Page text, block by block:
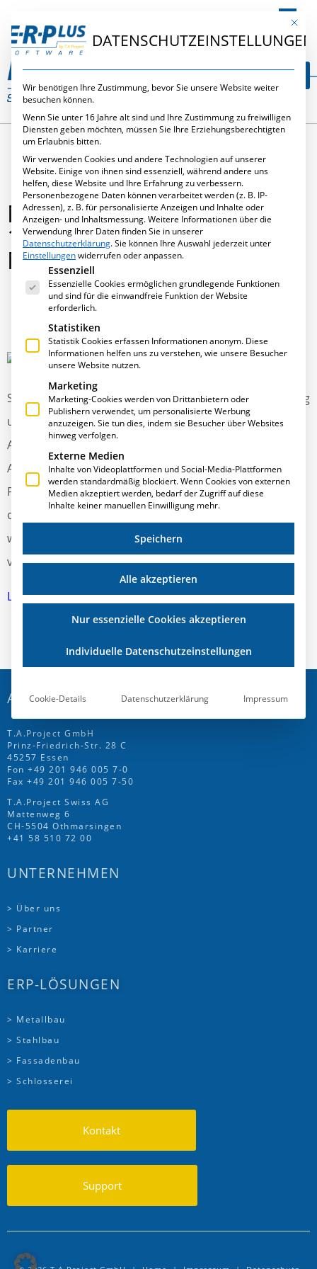
DE
M&T-METALLHANDWERK
10/2014: LOGISTIK IM
METALLBAU
Logistik im Metallbau
Software: Die Anforderungen an Ihre Projektbearbeitung
und Auftragsfertigung wachsen ständig. Die
Arbeitsabläufe sind wegen des Unikatcharakters der
Aufträge extrem flexibel und müssen skalierbar sein.
Fest definierte Anforderungen, zum Beispiel die Regeln
der Technik, müssen in die Prozesse zu integriert
werden. Lesen Sie, wie Sie diesen Ansprüchen mithilfe
von Software gerecht werden.
Lesen Sie hier den vollständigen Artikel
ADRESSE
T.A.Project GmbH
Prinz-Friedrich-Str. 28 C
45257 Essen
Fon +49 201 946 005 7-0
Fax +49 201 946 005 7-50
T.A.Project Swiss AG
Mattenweg 6
CH-5504 Othmarsingen
+41 58 510 72 00
UNTERNEHMEN
> Über uns
> Partner
> Karriere
ERP-LÖSUNGEN
> Metallbau
> Stahlbau
> Fassadenbau
> Schlosserei
Kontakt
Support
Mit
DATENSCHUTZEINSTELLUNGEN
Wir benötigen Ihre Zustimmung, bevor Sie unsere Website weiter
besuchen können.
Wenn Sie unter 16 Jahre alt sind und Ihre Zustimmung zu freiwilligen
Diensten geben möchten, müssen Sie Ihre Erziehungsberechtigten
um Erlaubnis bitten.
Wir verwenden Cookies und andere Technologien auf unserer
Website. Einige von ihnen sind essenziell, während andere uns
helfen, diese Website und Ihre Erfahrung zu verbessern.
Personenbezogene Daten können verarbeitet werden (z. B. IP-
Adressen), z. B. für personalisierte Anzeigen und Inhalte oder
Anzeigen- und Inhaltsmessung.Weitere Informationen über die
Verwendung Ihrer Daten finden Sie in unserer
Datenschutzerklärung.Sie können Ihre Auswahl jederzeit unter
Einstellungenwiderrufen oder anpassen.
Es folgt eine Liste der Service-Gruppen, für die eine
Essenziell
Essenzielle Cookies ermöglichen grundlegende Funktionen
und sind für die einwandfreie Funktion der Website
erforderlich.
Statistiken
Statistik Cookies erfassen Informationen anonym. Diese
Informationen helfen uns zu verstehen, wie unsere Besucher
unsere Website nutzen.
Marketing
Marketing-Cookies werden von Drittanbietern oder
Publishern verwendet, um personalisierte Werbung
anzuzeigen. Sie tun dies, indem sie Besucher über Websites
hinweg verfolgen.
Externe Medien
Inhalte von Videoplattformen und Social-Media-Plattformen
werden standardmäßig blockiert. Wenn Cookies von externen
Medien akzeptiert werden, bedarf der Zugriff auf diese
Inhalte keiner manuellen Einwilligung mehr.
Speichern
Alle akzeptieren
Nur essenzielle Cookies akzeptieren
Individuelle Datenschutzeinstellungen
Cookie-Details Datenschutzerklärung Impressum